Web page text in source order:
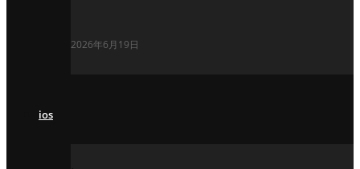
2026年6月19日
ios